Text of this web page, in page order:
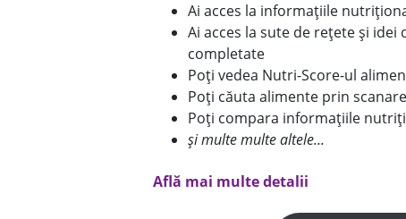
Ai acces la informațiile
Ai acces la sute de rețete și
completate
Poți vedea Nutri-Score-ul
Poți căuta alimente prin
Poți compara informațiile
și multe multe altele...
Află mai multe detalii